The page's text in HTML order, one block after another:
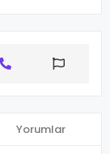
Yorumlar